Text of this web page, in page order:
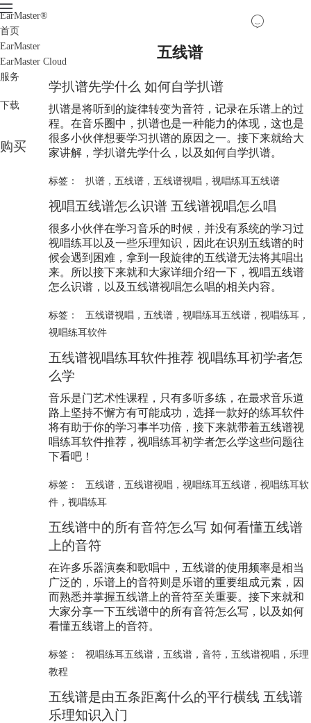
EarMaster®
首页
EarMaster
EarMaster Cloud
服务
下载
购买
五线谱
学扒谱先学什么 如何自学扒谱
扒谱是将听到的旋律转变为音符，记录在乐谱上的过
程。在音乐圈中，扒谱也是一种能力的体现，这也是
很多小伙伴想要学习扒谱的原因之一。接下来就给大
家讲解，学扒谱先学什么，以及如何自学扒谱。
标签： 扒谱， 五线谱， 五线谱视唱， 视唱练耳五线谱
视唱五线谱怎么识谱 五线谱视唱怎么唱
很多小伙伴在学习音乐的时候，并没有系统的学习过
视唱练耳以及一些乐理知识，因此在识别 五线谱的时
候会遇到困难，拿到一段旋律的五线谱无法将其唱出
来。所以接下来就和大家详细介绍一下，视唱五线谱
怎么识谱，以及 五线谱视唱怎么唱的相关内容。
标签： 五线谱视唱， 五线谱， 视唱练耳五线谱， 视唱练耳，
视唱练耳软件
五线谱视唱练耳软件推荐 视唱练耳初学者怎
么学
音乐是门艺术性课程，只有多听多练，在最求音乐道
路上坚持不懈方有可能成功，选择一款好的练耳软件
将有助于你的学习事半功倍，接下来就带着五线谱视
唱练耳软件推荐，视唱练耳初学者怎么学这些问题往
下看吧！
标签： 五线谱， 五线谱视唱， 视唱练耳五线谱， 视唱练耳软
件 ， 视唱练耳
五线谱中的所有音符怎么写 如何看懂五线谱
上的音符
在许多乐器演奏和歌唱中， 五线谱的使用频率是相当
广泛的，乐谱上的音符则是乐谱的重要组成元素，因
而熟悉并掌握五线谱 上的音符至关重要。接下来就和
大家分享一下五线谱中的所有音符怎么写，以及如何
看懂五线谱 上的音符。
标签： 视唱练耳五线谱， 五线谱， 音符， 五线谱视唱， 乐理
教程
五线谱是由五条距离什么的平行横线 五线谱
乐理知识入门